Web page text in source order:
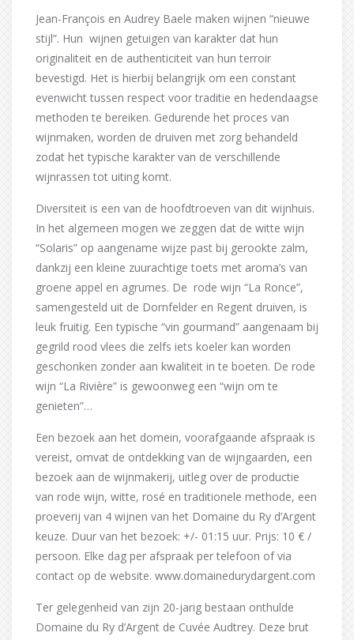
Jean-François en Audrey Baele maken wijnen “nieuwe
stijl”. Hun wijnen getuigen van karakter dat hun
originaliteit en de authenticiteit van hun terroir
bevestigd. Het is hierbij belangrijk om een constant
evenwicht tussen respect voor traditie en hedendaagse
methoden te bereiken. Gedurende het proces van
wijnmaken, worden de druiven met zorg behandeld
zodat het typische karakter van de verschillende
wijnrassen tot uiting komt.
Diversiteit is een van de hoofdtroeven van dit wijnhuis.
In het algemeen mogen we zeggen dat de witte wijn
“Solaris” op aangename wijze past bij gerookte zalm,
dankzij een kleine zuurachtige toets met aroma’s van
groene appel en agrumes. De rode wijn “La Ronce”,
samengesteld uit de Dornfelder en Regent druiven, is
leuk fruitig. Een typische “vin gourmand” aangenaam bij
gegrild rood vlees die zelfs iets koeler kan worden
geschonken zonder aan kwaliteit in te boeten. De rode
wijn “La Rivière” is gewoonweg een “wijn om te
genieten”…
Een bezoek aan het domein, voorafgaande afspraak is
vereist, omvat de ontdekking van de wijngaarden, een
bezoek aan de wijnmakerij, uitleg over de productie
van rode wijn, witte, rosé en traditionele methode, een
proeverij van 4 wijnen van het Domaine du Ry d’Argent
keuze. Duur van het bezoek: +/- 01:15 uur. Prijs: 10 € /
persoon. Elke dag per afspraak per telefoon of via
contact op de website. www.domainedurydargent.com
Ter gelegenheid van zijn 20-jarig bestaan onthulde
Domaine du Ry d’Argent de Cuvée Audtrey. Deze brut